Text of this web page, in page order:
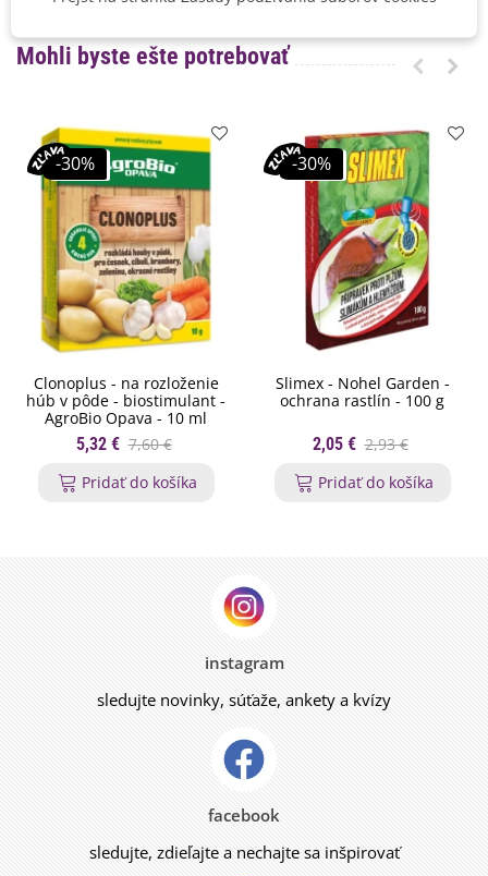
Mohli byste ešte potrebovať
-30%
Clonoplus - na rozloženie
húb v pôde - biostimulant -
AgroBio Opava - 10 ml
5,32 € 7,60 €
Pridať do košíka
-30%
Slimex - Nohel Garden -
ochrana rastlín - 100 g
2,05 € 2,93 €
Pridať do košíka
instagram
sledujte novinky, súťaže, ankety a kvízy
facebook
sledujte, zdieľajte a nechajte sa inšpirovať